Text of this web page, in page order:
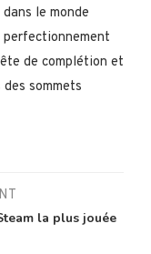
le monde
de complétion et
sommets
la plus jouée